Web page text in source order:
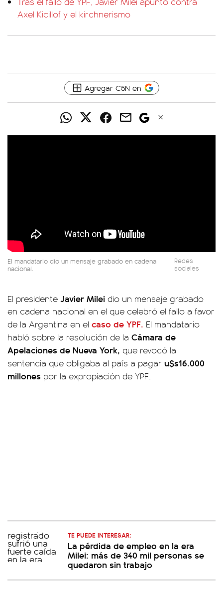
Axel Kicillof y el kirchnerismo
Agregar C5N en
El mandatario dio un mensaje grabado en cadena
nacional.
Redes
sociales
El presidente Javier Milei dio un mensaje grabado
en cadena nacional en el que celebró el fallo a favor
de la Argentina en el caso de YPF. El mandatario
habló sobre la resolución de la Cámara de
Apelaciones de Nueva York, que revocó la
sentencia que obligaba al país a pagar u$s16.000
millones por la expropiación de YPF.
TE PUEDE INTERESAR:
La pérdida de empleo en la era
Milei: más de 340 mil personas se
quedaron sin trabajo